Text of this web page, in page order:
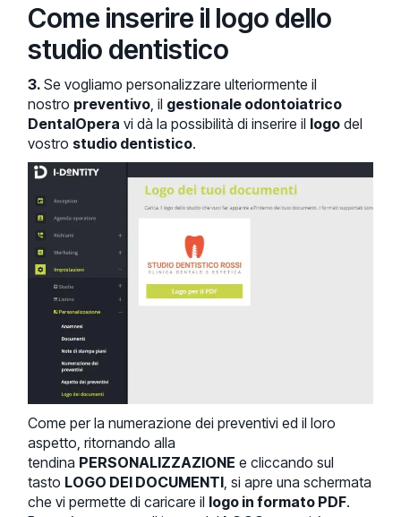
Come inserire il logo dello
studio dentistico
3.Se vogliamo personalizzare ulteriormente il
nostro preventivo , il gestionale odontoiatrico
DentalOpera vi dà la possibilità di inserire il logo del
vostro studio dentistico.
Come per la numerazione dei preventivi ed il loro
aspetto, ritornando alla
tendina PERSONALIZZAZIONE e cliccando sul
tasto LOGO DEI DOCUMENTI , si apre una schermata
che vi permette di caricare il logo in formato PDF.